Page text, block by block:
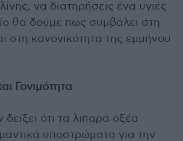
να διατηρήσεις ένα υγιές
θα δούμε πως συμβάλει στη
στη κανονικότητα της εμμήνου
Γονιμότητα
ότι τα λιπαρά οξέα
υποστρώματα για την